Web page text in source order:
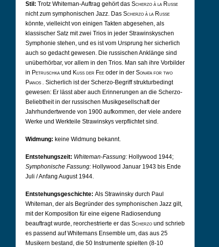
Stil: Trotz Whiteman-Auftrag gehört das Scherzo à la Russe
nicht zum symphonischen Jazz. Das Scherzo à la Russe
könnte, vielleicht von einigen Takten abgesehen, als
klassischer Satz mit zwei Trios in jeder Strawinskyschen
Symphonie stehen, und es ist vom Ursprung her sicherlich
auch so gedacht gewesen. Die russischen Anklänge sind
unüberhörbar, vor allem in den Trios. Man sah ihre Vorbilder
in Petruschkaund Kuss der Fee oder in der Sonata for two
Pianos . Sicherlich ist der Scherzo-Begriff strukturbedingt
gewesen: Er lässt aber auch Erinnerungen an die Scherzo-
Beliebtheit in der russischen Musikgesellschaft der
Jahrhundertwende von 1900 aufkommen, der viele andere
Werke und Werkteile Strawinskys verpflichtet sind.
Widmung: keine Widmung bekannt.
Entstehungszeit: Whiteman-Fassung: Hollywood 1944;
Symphonische Fassung: Hollywood Januar 1943 bis Ende
Juli / Anfang August 1944.
Entstehungsgeschichte: Als Strawinsky durch Paul
Whiteman, der als Begründer des symphonischen Jazz gilt,
mit der Komposition für eine eigene Radiosendung
beauftragt wurde, reorchestrierte er das Scherzo und schrieb
es passend auf Whitemans Ensemble um, das aus 25
Musikern bestand, die 50 Instrumente spielten (8-10